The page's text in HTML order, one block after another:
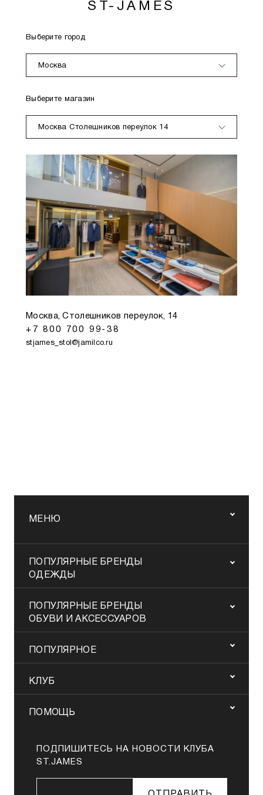
ST-JAMES
Выберите город
Москва
Выберите магазин
Москва Столешников переулок 14
Москва, Столешников переулок, 14
+7 800 700 99-38
stjames_stol@jamilco.ru
МЕНЮ
ПОПУЛЯРНЫЕ БРЕНДЫ
ОДЕЖДЫ
ПОПУЛЯРНЫЕ БРЕНДЫ
ОБУВИ И АКСЕССУАРОВ
ПОПУЛЯРНОЕ
КЛУБ
ПОМОЩЬ
ПОДПИШИТЕСЬ НА НОВОСТИ КЛУБА
ST.JAMES